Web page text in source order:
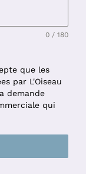
0 / 180
que les
par L'Oiseau
demande
qui